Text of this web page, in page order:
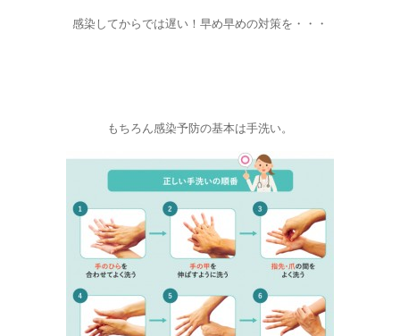
感染してからでは遅い！早め早めの対策を・・・
もちろん感染予防の基本は手洗い。